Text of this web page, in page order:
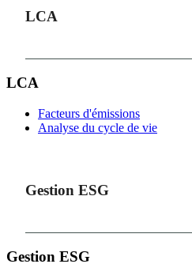
LCA
LCA
Facteurs d'émissions
Analyse du cycle de vie
Gestion ESG
Gestion ESG